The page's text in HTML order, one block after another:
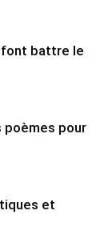
font battre le
poèmes pour
et